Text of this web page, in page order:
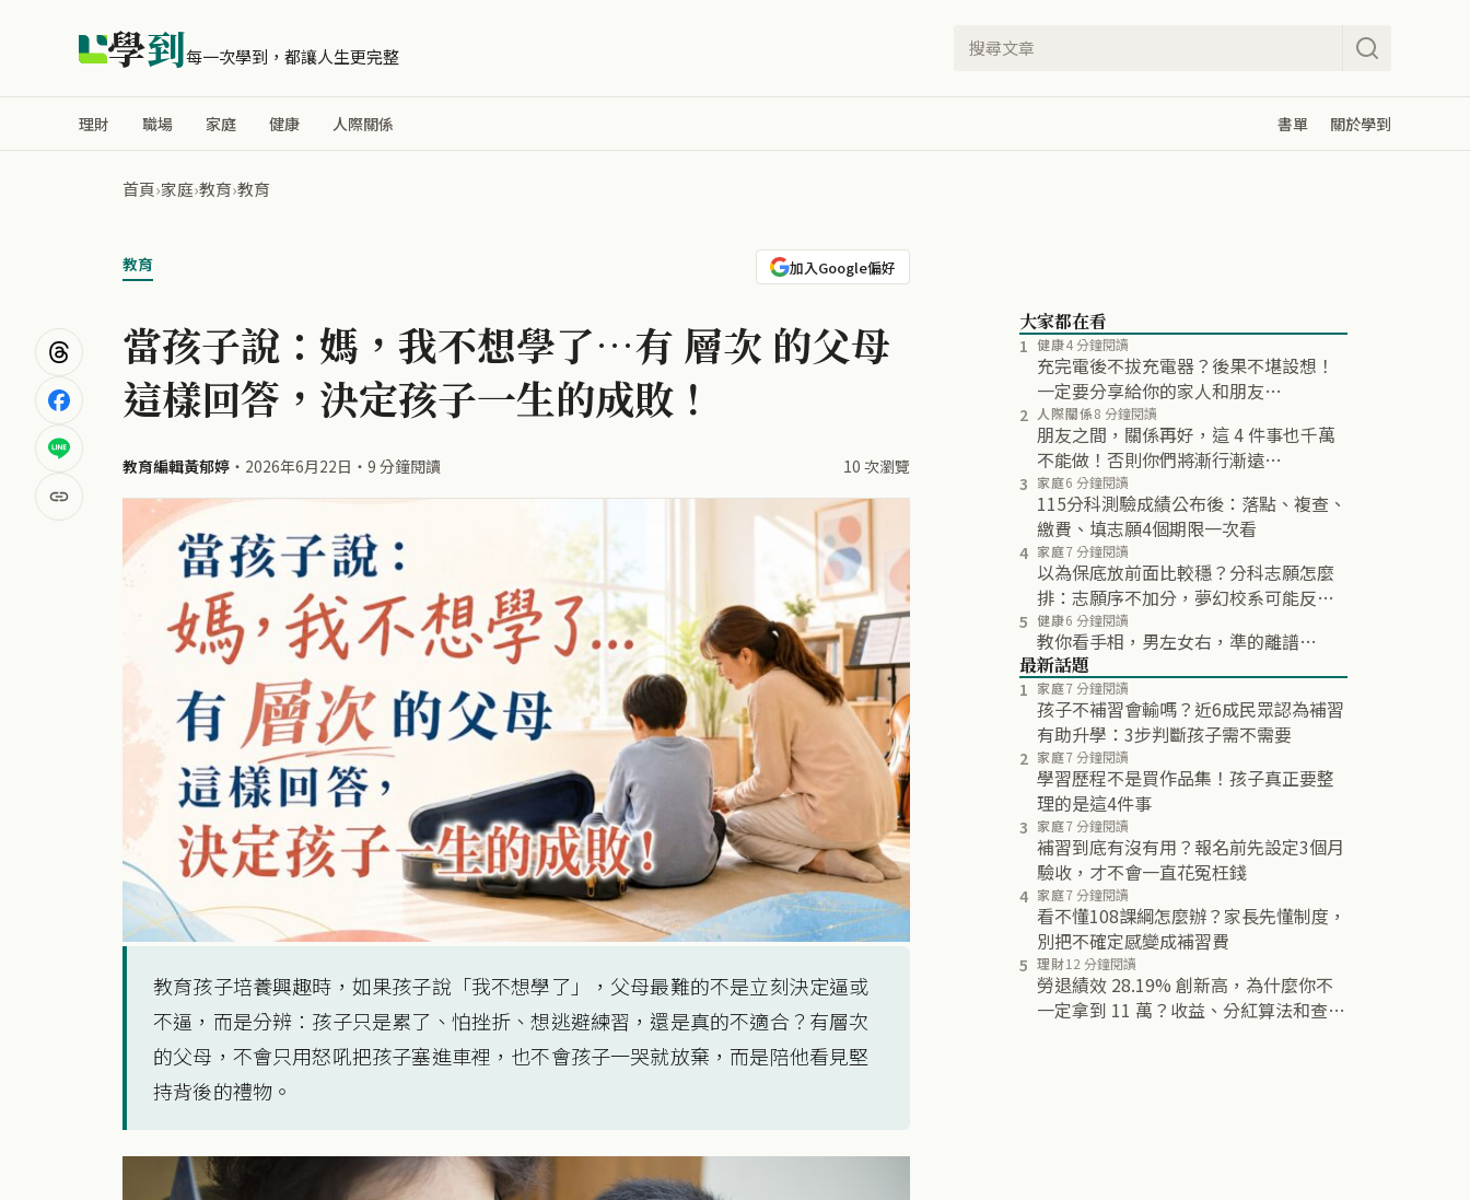
學到每一次學到，都讓人生更完整
理財 職場 家庭 健康 人際關係 書單 關於學到
首頁›家庭›教育›教育
教育 加入Google偏好
當孩子說：媽，我不想學了…有 層次 的父母
這樣回答，決定孩子一生的成敗！
教育編輯黃郁婷 ・ 2026年6月22日 ・ 9 分鐘閱讀 10 次瀏覽
教育孩子培養興趣時，如果孩子說「我不想學了」，父母最難的不是立刻決定逼或
不逼，而是分辨：孩子只是累了、怕挫折、想逃避練習，還是真的不適合？有層次
的父母，不會只用怒吼把孩子塞進車裡，也不會孩子一哭就放棄，而是陪他看見堅
持背後的禮物。
大家都在看
1 健康4 分鐘閱讀
充完電後不拔充電器？後果不堪設想！
一定要分享給你的家人和朋友…
2 人際關係8 分鐘閱讀
朋友之間，關係再好，這 4 件事也千萬
不能做！否則你們將漸行漸遠…
3 家庭6 分鐘閱讀
115分科測驗成績公布後：落點、複查、
繳費、填志願4個期限一次看
4 家庭7 分鐘閱讀
以為保底放前面比較穩？分科志願怎麼
排：志願序不加分，夢幻校系可能反而
不再分發
5 健康6 分鐘閱讀
教你看手相，男左女右，準的離譜…
最新話題
1 家庭7 分鐘閱讀
孩子不補習會輸嗎？近6成民眾認為補習
有助升學：3步判斷孩子需不需要
2 家庭7 分鐘閱讀
學習歷程不是買作品集！孩子真正要整
理的是這4件事
3 家庭7 分鐘閱讀
補習到底有沒有用？報名前先設定3個月
驗收，才不會一直花冤枉錢
4 家庭7 分鐘閱讀
看不懂108課綱怎麼辦？家長先懂制度，
別把不確定感變成補習費
5 理財12 分鐘閱讀
勞退績效 28.19% 創新高，為什麼你不
一定拿到 11 萬？收益、分紅算法和查詢